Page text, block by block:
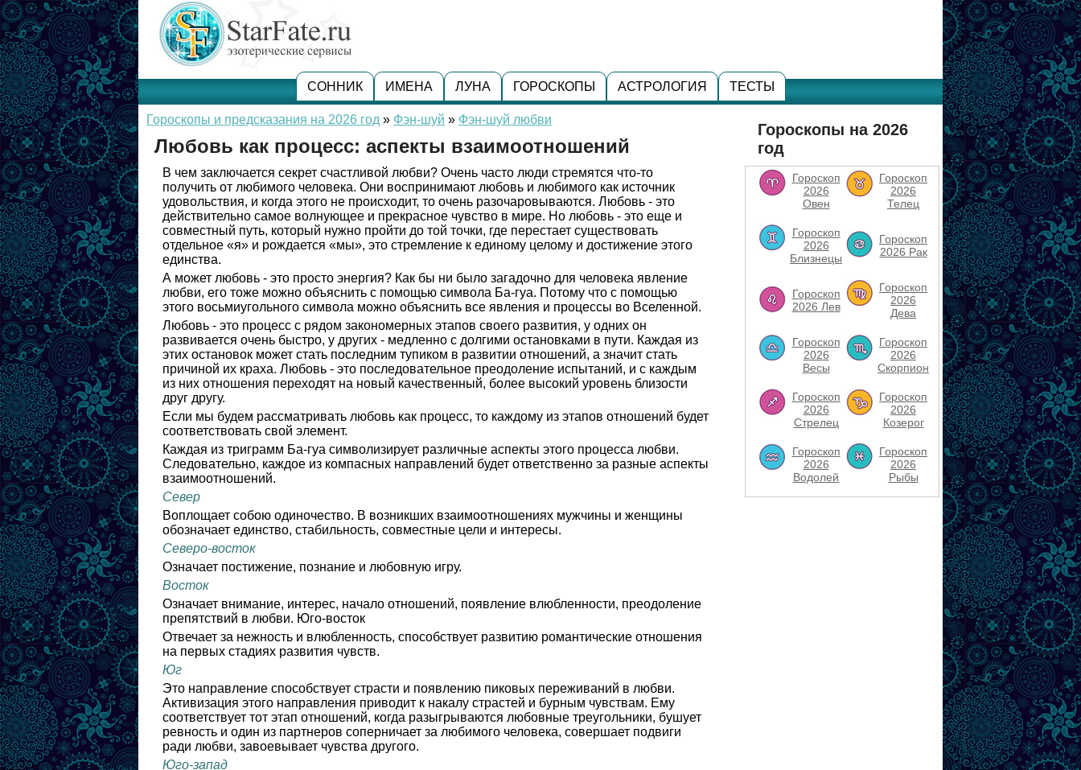
СОННИК ИМЕНА ЛУНА ГОРОСКОПЫ АСТРОЛОГИЯ ТЕСТЫ
Гороскопы и предсказания на 2026 год » Фэн-шуй » Фэн-шуй любви
Любовь как процесс: аспекты взаимоотношений
В чем заключается секрет счастливой любви? Очень часто люди стремятся что-то
получить от любимого человека. Они воспринимают любовь и любимого как источник
удовольствия, и когда этого не происходит, то очень разочаровываются. Любовь - это
действительно самое волнующее и прекрасное чувство в мире. Но любовь - это еще и
совместный путь, который нужно пройти до той точки, где перестает существовать
отдельное «я» и рождается «мы», это стремление к единому целому и достижение этого
единства.
А может любовь - это просто энергия? Как бы ни было загадочно для человека явление
любви, его тоже можно объяснить с помощью символа Ба-гуа. Потому что с помощью
этого восьмиугольного символа можно объяснить все явления и процессы во Вселенной.
Любовь - это процесс с рядом закономерных этапов своего развития, у одних он
развивается очень быстро, у других - медленно с долгими остановками в пути. Каждая из
этих остановок может стать последним тупиком в развитии отношений, а значит стать
причиной их краха. Любовь - это последовательное преодоление испытаний, и с каждым
из них отношения переходят на новый качественный, более высокий уровень близости
друг другу.
Если мы будем рассматривать любовь как процесс, то каждому из этапов отношений будет
соответствовать свой элемент.
Каждая из триграмм Ба-гуа символизирует различные аспекты этого процесса любви.
Следовательно, каждое из компасных направлений будет ответственно за разные аспекты
взаимоотношений.
Север
Воплощает собою одиночество. В возникших взаимоотношениях мужчины и женщины
обозначает единство, стабильность, совместные цели и интересы.
Северо-восток
Означает постижение, познание и любовную игру.
Восток
Означает внимание, интерес, начало отношений, появление влюбленности, преодоление
препятствий в любви. Юго-восток
Отвечает за нежность и влюбленность, способствует развитию романтические отношения
на первых стадиях развития чувств.
Юг
Это направление способствует страсти и появлению пиковых переживаний в любви.
Активизация этого направления приводит к накалу страстей и бурным чувствам. Ему
соответствует тот этап отношений, когда разыгрываются любовные треугольники, бушует
ревность и один из партнеров соперничает за любимого человека, совершает подвиги
ради любви, завоевывает чувства другого.
Юго-запад
Гороскопы на 2026
год
Гороскоп
2026
Овен
Гороскоп
2026
Телец
Гороскоп
2026
Близнецы
Гороскоп
2026 Рак
Гороскоп
2026 Лев
Гороскоп
2026
Дева
Гороскоп
2026
Весы
Гороскоп
2026
Скорпион
Гороскоп
2026
Стрелец
Гороскоп
2026
Козерог
Гороскоп
2026
Водолей
Гороскоп
2026
Рыбы